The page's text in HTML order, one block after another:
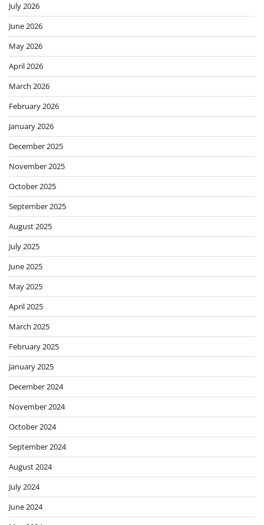
July 2026
June 2026
May 2026
April 2026
March 2026
February 2026
January 2026
December 2025
November 2025
October 2025
September 2025
August 2025
July 2025
June 2025
May 2025
April 2025
March 2025
February 2025
January 2025
December 2024
November 2024
October 2024
September 2024
August 2024
July 2024
June 2024